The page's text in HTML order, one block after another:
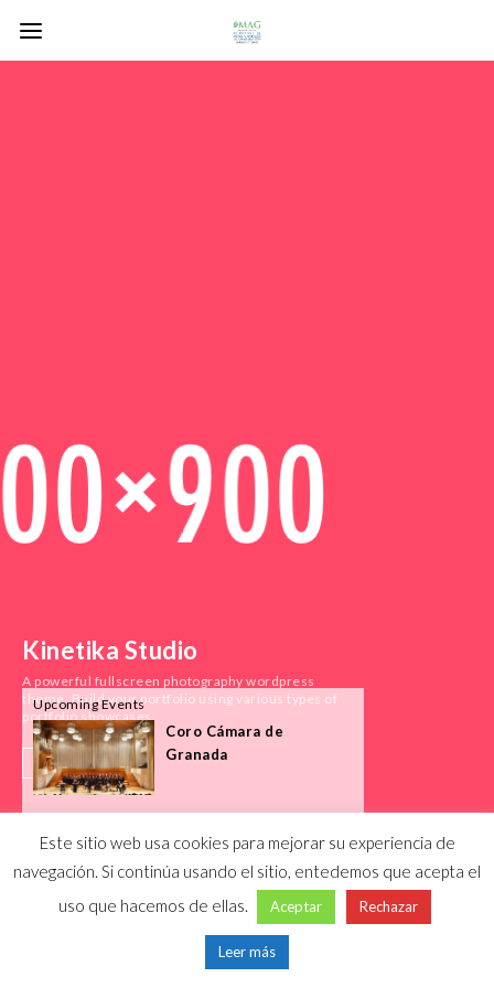
Kinetika Studio
A powerful fullscreen photography wordpress
theme. Build your portfolio using various types of
portfolio showcases.
PURCHASE
Upcoming Events
Coro Cámara de
Granada
Este sitio web usa cookies para mejorar su experiencia de
navegación. Si continúa usando el sitio, entedemos que acepta el
uso que hacemos de ellas.
Aceptar Rechazar
Leer más